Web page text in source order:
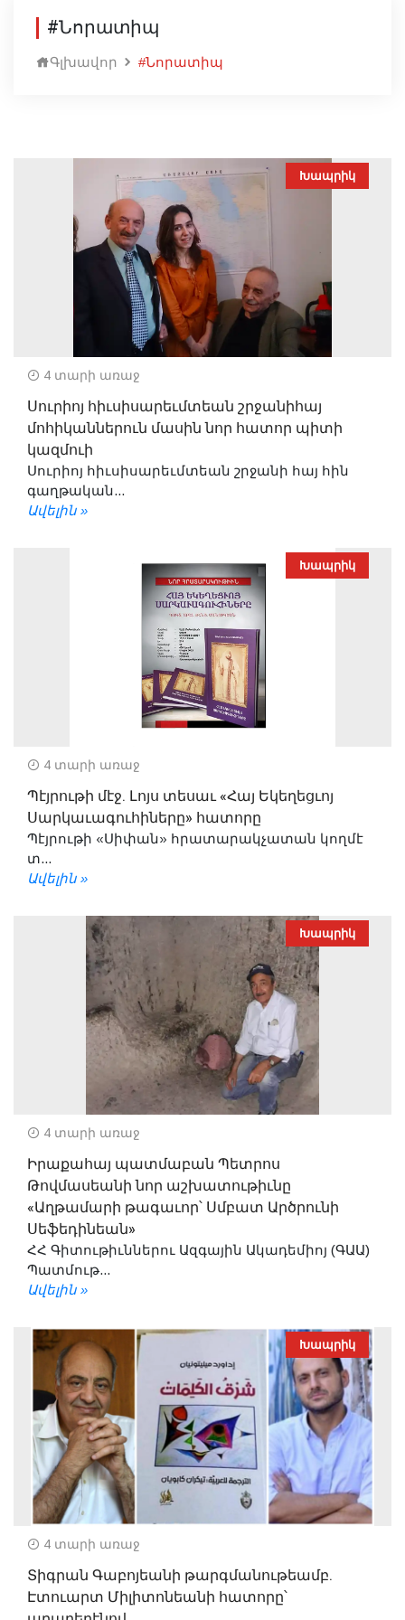
#Նորատիպ
Գլխավոր #Նորատիպ
Խապրիկ
4 տարի առաջ
Սուրիոյ հիւսիսարեւմտեան շրջանիհայ
մոհիկաններուն մասին նոր հատոր պիտի
կազմուի
Սուրիոյ հիւսիսարեւմտեան շրջանի հայ հին
գաղթական...
Ավելին »
Խապրիկ
4 տարի առաջ
Պէյրութի մէջ. Լոյս տեսաւ «Հայ Եկեղեցւոյ
Սարկաւագուհիները» հատորը
Պէյրութի «Սիփան» հրատարակչատան կողմէ
տ...
Ավելին »
Խապրիկ
4 տարի առաջ
Իրաքահայ պատմաբան Պետրոս
Թովմասեանի նոր աշխատութիւնը
«Աղթամարի թագաւոր՝ Սմբատ Արծրունի
Սեֆեդինեան»
ՀՀ Գիտութիւններու Ազգային Ակադեմիոյ (ԳԱԱ)
Պատմութ...
Ավելին »
Խապրիկ
4 տարի առաջ
Տիգրան Գաբոյեանի թարգմանութեամբ.
Էտուարտ Միլիտոնեանի հատորը՝